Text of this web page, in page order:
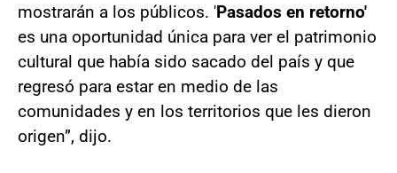
mostrarán a los públicos. 'Pasados en retorno'
es una oportunidad única para ver el patrimonio
cultural que había sido sacado del país y que
regresó para estar en medio de las
comunidades y en los territorios que les dieron
origen”, dijo.